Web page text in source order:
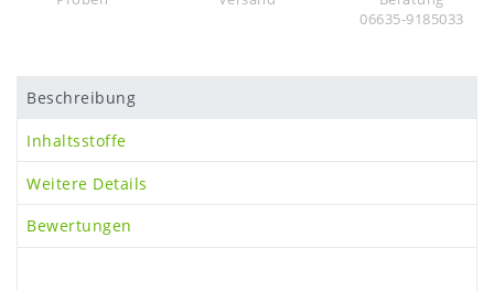
06635-9185033
Beschreibung
Inhaltsstoffe
Weitere Details
Bewertungen